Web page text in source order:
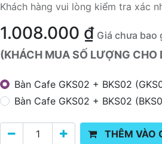
Khách hàng vui lòng kiểm tra xác
1.008.000 ₫ Giá chưa bao
(KHÁCH MUA SỐ LƯỢNG CHO
Bàn Cafe GKS02 + BKS02
Bàn Cafe GKS02 + BKS02
THÊM VÀO